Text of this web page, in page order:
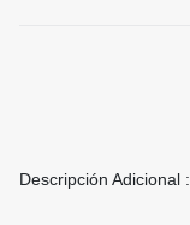
Descripción Adicional :